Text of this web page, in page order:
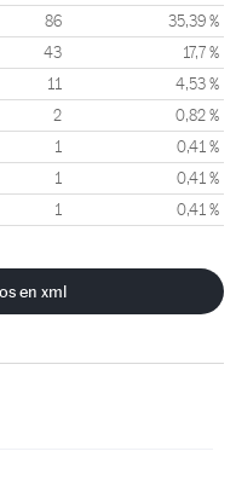
86 35,39 %
43 17,7 %
11 4,53 %
2 0,82 %
1 0,41 %
1 0,41 %
1 0,41 %
en xml